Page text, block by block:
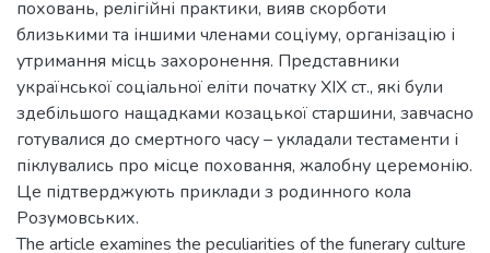
поховань, релігійні практики, вияв скорботи
близькими та іншими членами соціуму, організацію і
утримання місць захоронення. Представники
української соціальної еліти початку ХІХ ст., які були
здебільшого нащадками козацької старшини, завчасно
готувалися до смертного часу – укладали тестаменти і
піклувались про місце поховання, жалобну церемонію.
Це підтверджують приклади з родинного кола
Розумовських.
The article examines the peculiarities of the funerary culture